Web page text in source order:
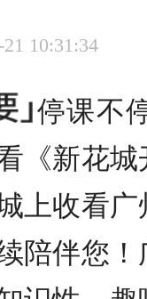
10:31:34
停课不
《新花
上收看
陪伴您